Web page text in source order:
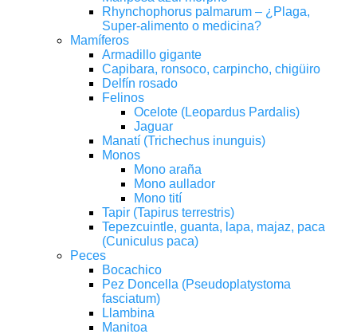
Rhynchophorus palmarum – ¿Plaga,
Super-alimento o medicina?
Mamíferos
Armadillo gigante
Capibara, ronsoco, carpincho, chigüiro
Delfín rosado
Felinos
Ocelote (Leopardus Pardalis)
Jaguar
Manatí (Trichechus inunguis)
Monos
Mono araña
Mono aullador
Mono tití
Tapir (Tapirus terrestris)
Tepezcuintle, guanta, lapa, majaz, paca
(Cuniculus paca)
Peces
Bocachico
Pez Doncella (Pseudoplatystoma
fasciatum)
Llambina
Manitoa